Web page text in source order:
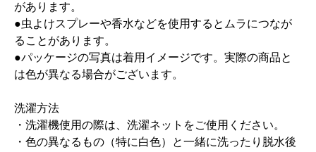
があります。
●虫よけスプレーや香水などを使用するとムラにつなが
ることがあります。
●パッケージの写真は着用イメージです。実際の商品と
は色が異なる場合がございます。
洗濯方法
・洗濯機使用の際は、洗濯ネットをご使用ください。
・色の異なるもの（特に白色）と一緒に洗ったり脱水後